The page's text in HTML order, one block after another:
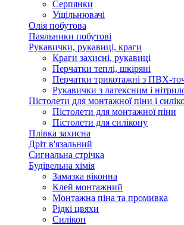
Серпянки
Ущільнювачі
Олія побутова
Паяльники побутові
Рукавички, рукавиці, краги
Краги захисні, рукавиці
Перчатки теплі, шкіряні
Перчатки трикотажні з ПВХ-
Рукавички з латексним і
Пістолети для монтажної піни і
Пістолети для монтажної піни
Пістолети для силікону
Плівка захисна
Дріт в'язальний
Сигнальна стрічка
Будівельна хімія
Замазка віконна
Клей монтажний
Монтажна піна та промивка
Рідкі цвяхи
Силікон